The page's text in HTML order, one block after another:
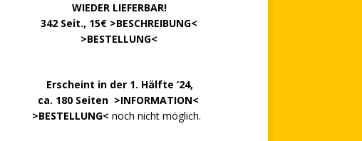
WIEDER LIEFERBAR!
342 Seit., 15€ >BESCHREIBUNG<
>BESTELLUNG<
Erscheint in der 1. Hälfte ’24,
ca. 180 Seiten >INFORMATION<
>BESTELLUNG< noch nicht möglich.